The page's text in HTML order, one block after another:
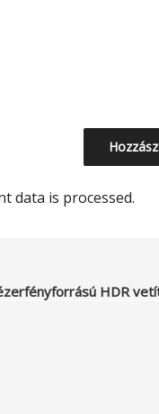
data is processed.
HDR